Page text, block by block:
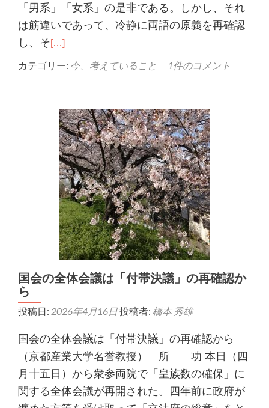
「男系」「女系」の是非である。しかし、それ
は筋違いであって、冷静に両語の原義を再確認
し、そ[…]
カテゴリー: 今、考えていること 1件のコメント
国会の全体会議は「付帯決議」の再確認か
ら
投稿日: 2026年4月16日投稿者: 橋本 秀雄
国会の全体会議は「付帯決議」の再確認から
（京都産業大学名誉教授） 所 功 本日（四
月十五日）から衆参両院で「皇族数の確保」に
関する全体会議が再開された。四年前に政府が